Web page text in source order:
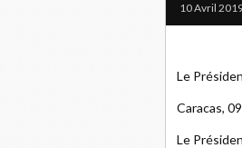
10 Avril
Le
Caracas,
Le